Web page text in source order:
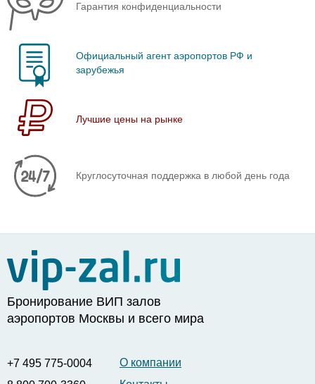
Гарантия конфиденциальности
Официальный агент аэропортов РФ и
зарубежья
Лучшие цены на рынке
Круглосуточная поддержка в любой день года
Бронирование ВИП залов
аэропортов Москвы и всего мира
+7 495 775-0004
О компании